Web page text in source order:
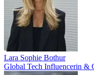
Lara Sophie Bothur
Global Tech Influencerin &